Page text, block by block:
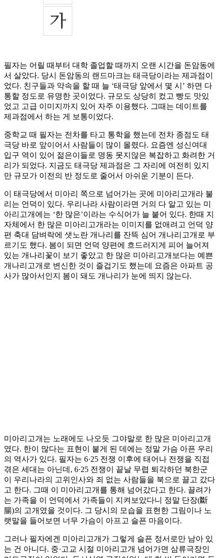
필자는 어릴 때부터 대학 졸업할 때까지 오랜 시간을 돈암동에
서 살았다. 당시 돈암동의 랜드마크는 태극당이라는 제과점이
었다. 친구들과 약속을 할 때 늘 ‘태극당 앞에서 몇 시’ 하면 다
통할 정도로 유명한 곳이었다. 규모도 상당히 컸고 빵도 맛있
었고 고급 이미지까지 있어 자주 이용했다. 그때는 데이트를
제과점에서 하는 게 보통이었다.
중학교 때 필자는 전차를 타고 통학을 했는데 전차 종점도 태
극당 바로 앞이어서 사람들이 많이 몰렸다. 요즘엔 성신여대
입구 역이 있어 젊은이들로 명동 못지않은 복잡하고 화려한 거
리가 되었다. 지금도 태극당 제과점은 그 자리에 여전히 있지
만 규모가 이전의 반 정도로 줄어서 아쉬운 기분이 든다.
이 태극당에서 미아리 쪽으로 넘어가는 곳에 미아리고개라 불
리는 언덕이 있다. 우리나라 사람이라면 거의 다 알고 있는 미
아리고개에는 ‘한 많은’이라는 수식어가 늘 붙어 있다. 한때 지
자체에서 한 많은 미아리고개라는 이미지를 없애려고 언덕 양
편 축대 담벼락에 샛노란 개나리를 잔뜩 심어 개나리고개로 부
르기도 했다. 봄이 되면 언덕 양편에 흐드러지게 피어 늘어져
있는 개나리꽃이 보기 좋았고 한 많은 미아리고개보다는 예쁜
개나리고개로 변신한 것이 즐겁기도 했는데 요즘은 아파트 공
사가 많아서인지 봄이 돼도 개나리가 눈에 띄지 않는다.
미아리고개는 노래에도 나오듯 그야말로 한 많은 미아리고개
였다. 한이 많다는 표현이 붙게 된 데에는 정말 가슴 아픈 우리
의 역사가 있다. 필자는 6·25 전쟁 이후에 태어나 전쟁을 직접
겪은 세대는 아닌데, 6·25 전쟁이 끝날 무렵 퇴각하던 북한군
이 우리나라의 고위인사와 죄 없는 사람들을 북으로 끌고 갔다
고 한다. 그때 이 미아리고개를 통해 넘어갔다고 한다. 끌려가
는 가족을 이 언덕에서 가족들이 지켜보았다니 정말 단장(斷
腸)의 고개였을 것이다. 그 당시의 모습을 표현한 그림이나 노
랫말을 들어보면 너무 가슴이 아프고 슬픈 마음이다.
그러나 필자에겐 미아리고개가 그렇게 슬픈 정서로만 남아 있
는 건 아니다. 중·고교 시절 미아리고개 넘어가면 삼류극장인